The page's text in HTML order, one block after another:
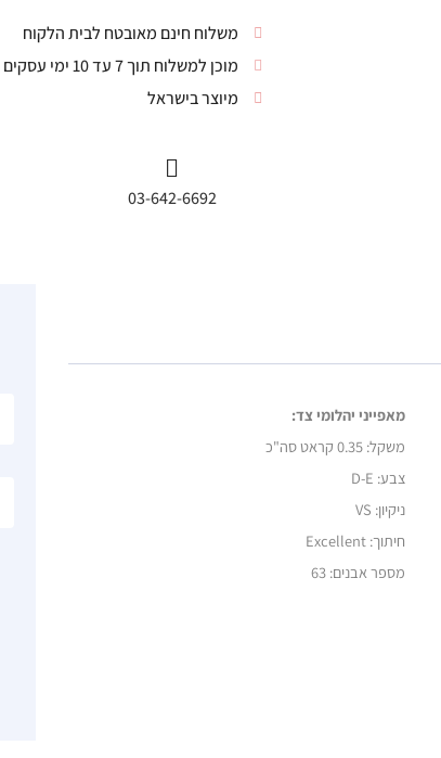
משלוח חינם מאובטח לבית הלקוח
מוכן למשלוח תוך 7 עד 10 ימי עסקים
מיוצר בישראל
03-642-6692
מאפייני יהלומי צד:
משקל: 0.35 קראט סה"כ
צבע: D-E
ניקיון: VS
חיתוך: Excellent
מספר אבנים: 63